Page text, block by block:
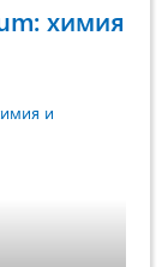
химия